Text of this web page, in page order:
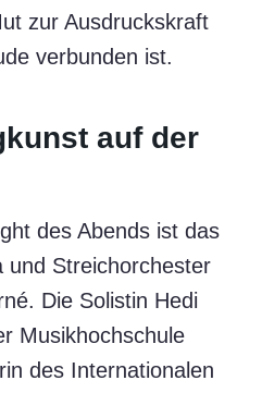
zur Ausdruckskraft
verbunden ist.
auf der
des Abends ist das
und Streichorchester
Die Solistin Hedi
Musikhochschule
des Internationalen